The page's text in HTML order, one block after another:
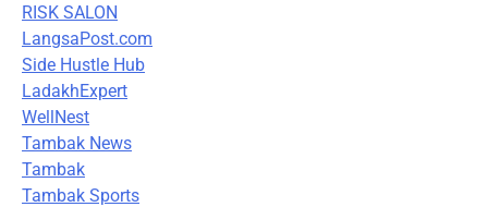
RISK SALON
LangsaPost.com
Side Hustle Hub
LadakhExpert
WellNest
Tambak News
Tambak
Tambak Sports